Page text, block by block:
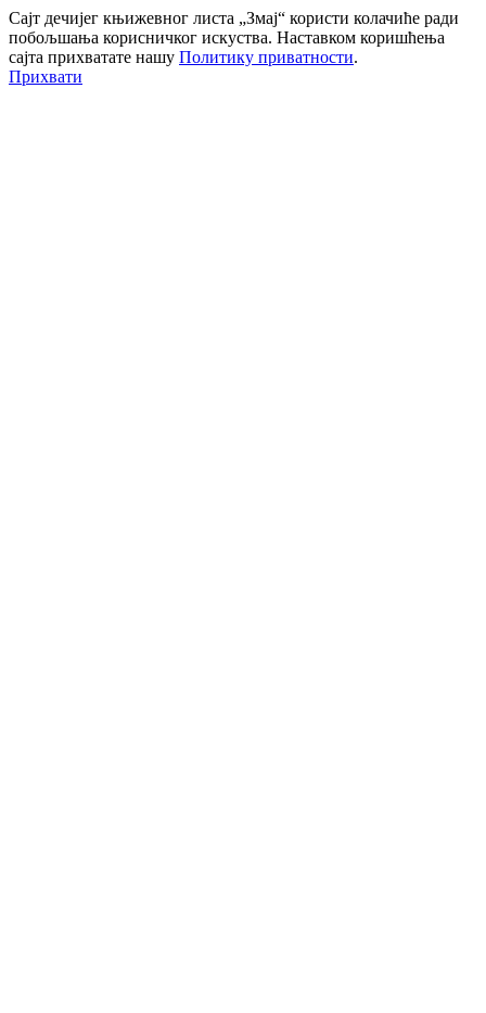
Сајт дечијег књижевног листа „Змај“ користи колачиће ради
побољшања корисничког искуства. Наставком коришћења
сајта прихватате нашу Политику приватности.
Прихвати